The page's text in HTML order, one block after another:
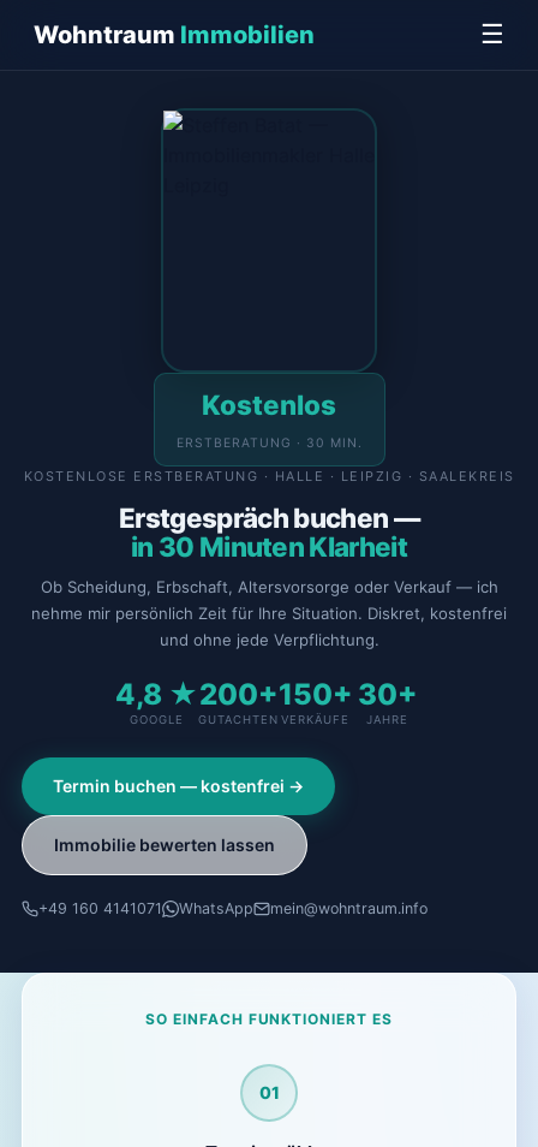
Wohntraum Immobilien ☰
KOSTENLOSE ERSTBERATUNG · HALLE · LEIPZIG · SAALEKREIS
Erstgespräch buchen —
in 30 Minuten Klarheit
Ob Scheidung, Erbschaft, Altersvorsorge oder Verkauf — ich
nehme mir persönlich Zeit für Ihre Situation. Diskret, kostenfrei
und ohne jede Verpflichtung.
4,8 ★
GOOGLE
200+
GUTACHTEN
150+
VERKÄUFE
30+
JAHRE
Termin buchen — kostenfrei →
Immobilie bewerten lassen
+49 160 4141071 WhatsApp mein@wohntraum.info
Kostenlos
ERSTBERATUNG · 30 MIN.
SO EINFACH FUNKTIONIERT ES
01